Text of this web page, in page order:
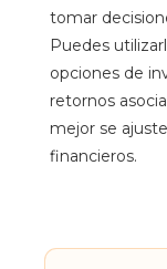
tomar
Puedes
opciones de
retornos
mejor se
financieros.